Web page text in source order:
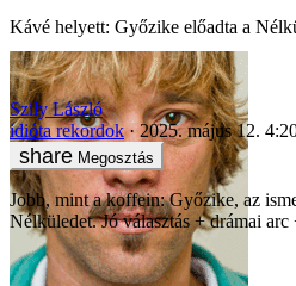
Kávé helyett: Győzike előadta a
Szily László
idióta rekordok
2025. május 12.
Megosztás
Jobb, mint a koffein: Győzike, az
Nélküledet. Jó választás + drámai